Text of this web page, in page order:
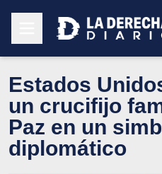
Estados
un crucifijo
Paz en un
diplomático